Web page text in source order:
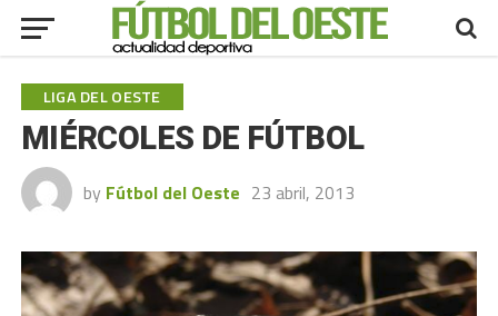
LIGA DEL OESTE
MIÉRCOLES DE FÚTBOL
by Fútbol del Oeste 23 abril, 2013